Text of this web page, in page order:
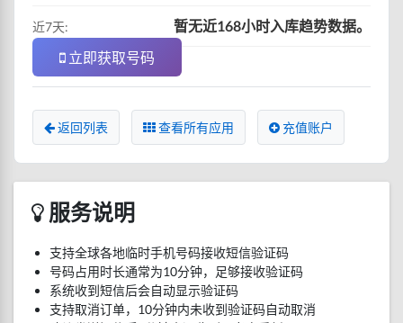
近7天:
暂无近168小时入库趋势数据。
立即获取号码
返回列表 查看所有应用 充值账户
服务说明
支持全球各地临时手机号码接收短信验证码
号码占用时长通常为10分钟，足够接收验证码
系统收到短信后会自动显示验证码
支持取消订单，10分钟内未收到验证码自动取消